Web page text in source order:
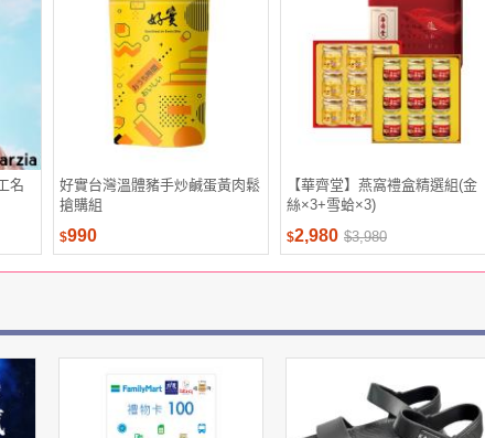
名
好實台灣溫體豬手炒鹹蛋黃肉鬆
搶購組
$990
【華齊堂】燕窩禮盒精選組(金
絲×3+雪蛤×3)
$2,980 $3,980